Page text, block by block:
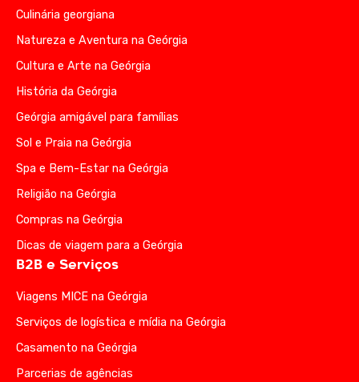
Culinária georgiana
Natureza e Aventura na Geórgia
Cultura e Arte na Geórgia
História da Geórgia
Geórgia amigável para famílias
Sol e Praia na Geórgia
Spa e Bem-Estar na Geórgia
Religião na Geórgia
Compras na Geórgia
Dicas de viagem para a Geórgia
B2B e Serviços
Viagens MICE na Geórgia
Serviços de logística e mídia na Geórgia
Casamento na Geórgia
Parcerias de agências